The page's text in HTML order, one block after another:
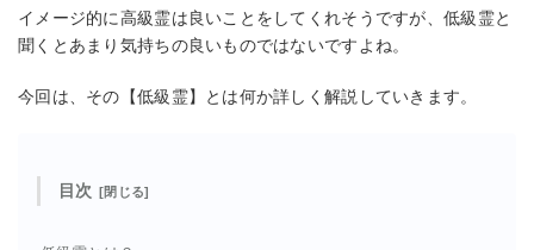
イメージ的に高級霊は良いことをしてくれそうですが、低級霊と
聞くとあまり気持ちの良いものではないですよね。
今回は、その【低級霊】とは何か詳しく解説していきます。
目次